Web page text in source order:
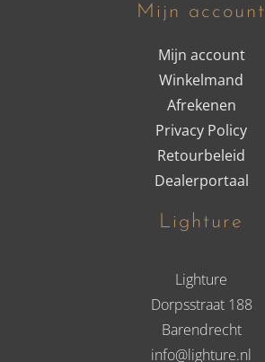
Mijn account
Mijn account
Winkelmand
Afrekenen
Privacy Policy
Retourbeleid
Dealerportaal
Lighture
Lighture
Dorpsstraat 188
Barendrecht
info@lighture.nl